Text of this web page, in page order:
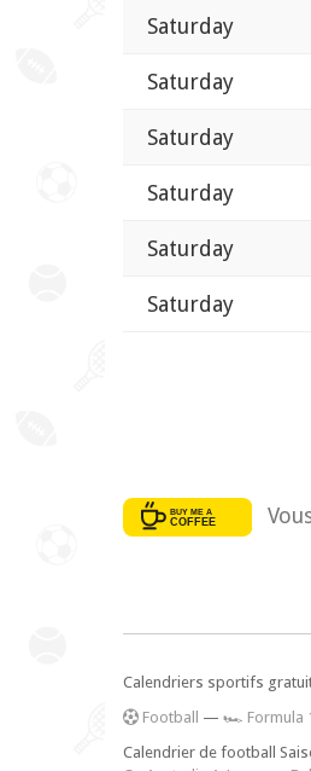
Saturday
Saturday
Saturday
Saturday
Saturday
Saturday
Calendriers sportifs
Football — 🏎️ Formula
Calendrier de football